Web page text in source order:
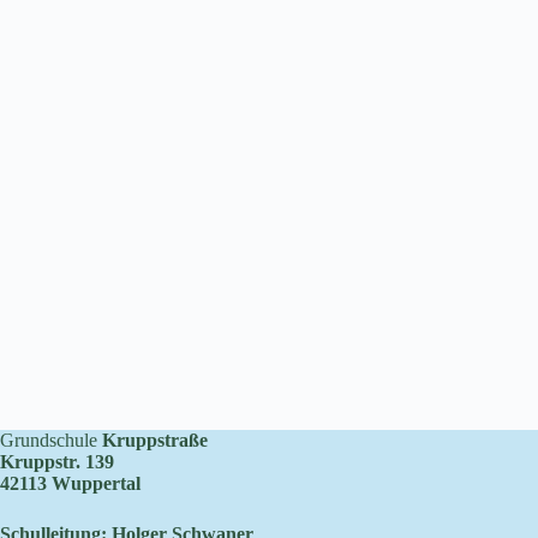
Grundschule Kruppstraße
Kruppstr. 139
42113 Wuppertal
Schulleitung: Holger Schwaner